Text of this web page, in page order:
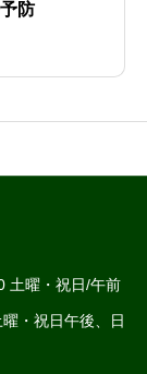
防
土曜・祝日/午前
・祝日午後、日